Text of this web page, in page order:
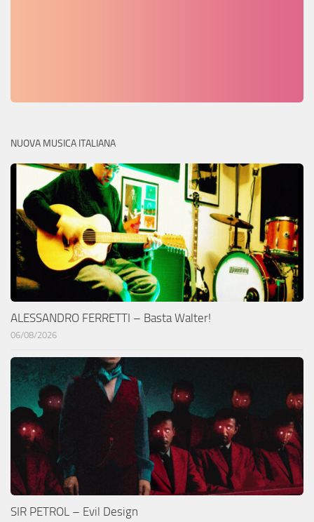
NUOVA MUSICA ITALIANA
ALESSANDRO FERRETTI – Basta Walter!
06/08/2026
SIR PETROL – Evil Design